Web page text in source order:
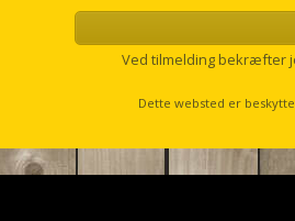
Ved tilmelding bekræfter
Dette websted er